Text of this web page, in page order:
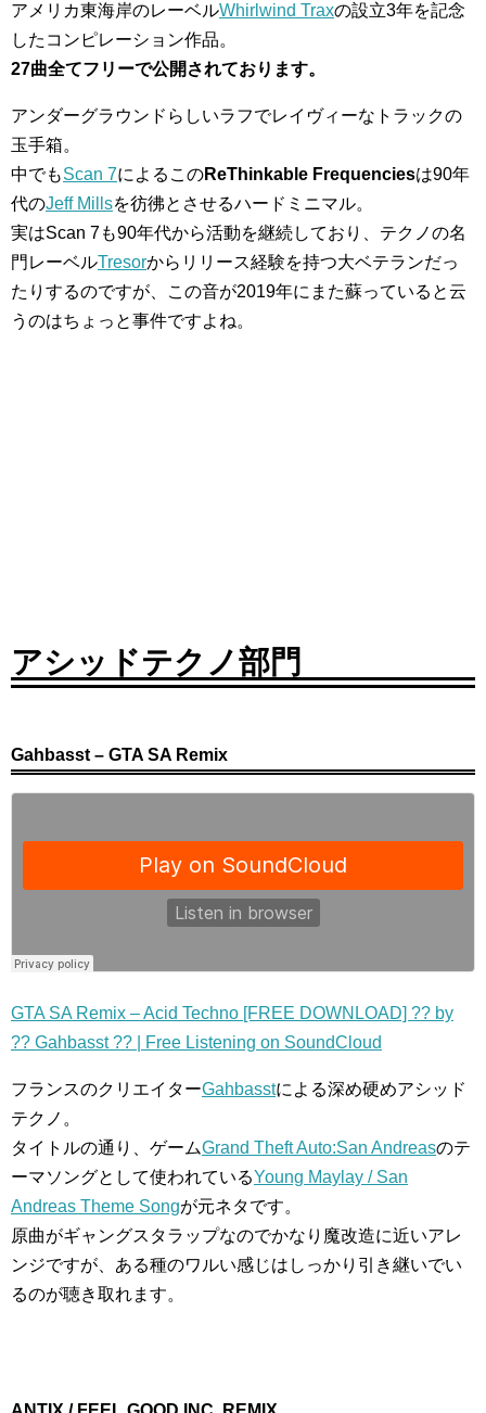
アメリカ東海岸のレーベルWhirlwind Traxの設立3年を記念
したコンピレーション作品。
27曲全てフリーで公開されております。
アンダーグラウンドらしいラフでレイヴィーなトラックの
玉手箱。
中でもScan 7によるこのReThinkable Frequenciesは90年
代のJeff Millsを彷彿とさせるハードミニマル。
実はScan 7も90年代から活動を継続しており、テクノの名
門レーベルTresorからリリース経験を持つ大ベテランだっ
たりするのですが、この音が2019年にまた蘇っていると云
うのはちょっと事件ですよね。
アシッドテクノ部門
Gahbasst – GTA SA Remix
GTA SA Remix – Acid Techno [FREE DOWNLOAD] ?? by
?? Gahbasst ?? | Free Listening on SoundCloud
フランスのクリエイターGahbasstによる深め硬めアシッド
テクノ。
タイトルの通り、ゲームGrand Theft Auto:San Andreasのテ
ーマソングとして使われているYoung Maylay / San
Andreas Theme Songが元ネタです。
原曲がギャングスタラップなのでかなり魔改造に近いアレ
ンジですが、ある種のワルい感じはしっかり引き継いでい
るのが聴き取れます。